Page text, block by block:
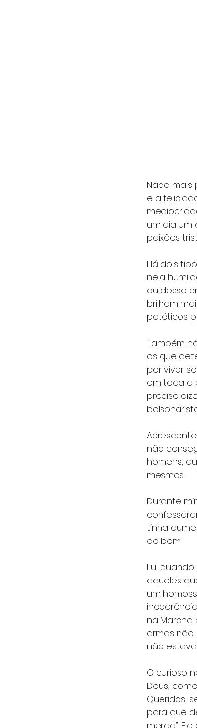
Nada
e a
um dia um
paixões
Há dois
nela
ou desse
brilham
patéticos
Também
os que
por viver
em toda a
preciso
não
homens,
mesmos.
Durante
tinha
de bem.
Eu,
aqueles
um
na Marcha
armas não
não estava
O curioso
Deus,
Queridos,
para que
merda”,